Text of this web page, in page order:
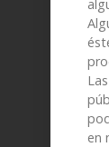
en